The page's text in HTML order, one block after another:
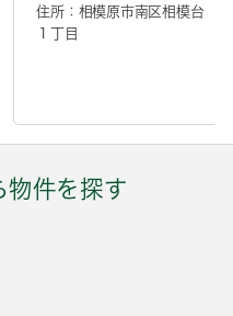
住所：相模原市南区相模台
１丁目
物件を探す